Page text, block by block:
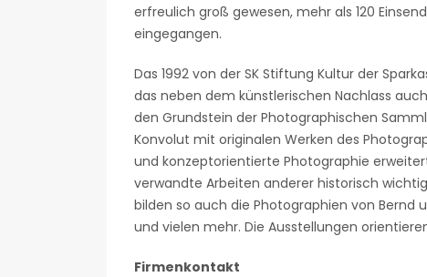
erfreulich groß gewesen, mehr als 120
eingegangen.
Das 1992 von der SK Stiftung Kultur der
das neben dem künstlerischen Nachlass
den Grundstein der Photographischen
Konvolut mit originalen Werken des
und konzeptorientierte Photographie
verwandte Arbeiten anderer historisch
bilden so auch die Photographien von Bernd
und vielen mehr. Die Ausstellungen
Firmenkontakt